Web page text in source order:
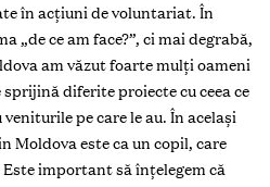
în acțiuni de voluntariat. În
„de ce am face?”, ci mai degrabă,
am văzut foarte mulți oameni
diferite proiecte cu ceea ce
pe care le au. În același
Moldova este ca un copil, care
important să înțelegem că